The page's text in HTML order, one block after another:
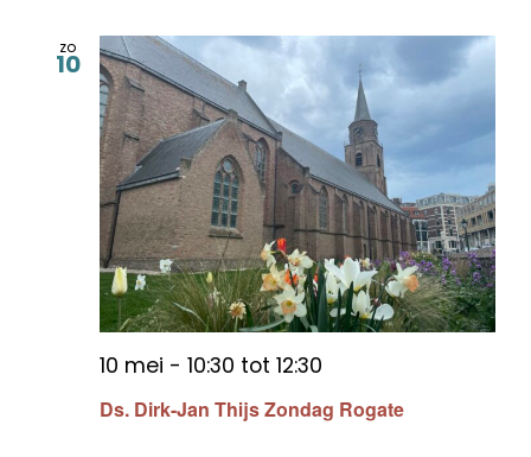
zo
10
Ds. Dirk-Jan Thijs Zondag Rogate
10 mei - 10:30 tot 12:30